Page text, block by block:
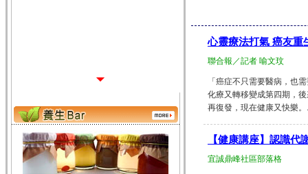
心靈療法打氣 癌友重
聯合報／記者 喻文玟
「癌症不只需要醫病，也
化療又轉移變成第四期，
再復發，現在健康又快樂。
【健康講座】認識代
宜誠鼎峰社區部落格